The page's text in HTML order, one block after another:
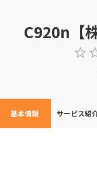
C920n【
基本情報 サービス紹